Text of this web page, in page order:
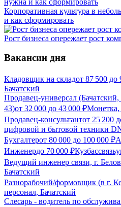
Корпоративная культура в
и как сформировать
Рост бизнеса опережает рост
Вакансии дня
Кладовщик на складот 87 500 до
Бачатский
Продавец-универсал
43)от 32 000 до 43 000 ₽Монетка,
Продавец-консультантот 25 200
цифровой и бытовой техники
Бухгалтерот 80 000 до 100 000 ₽
Инженердо 70 000 ₽
Ведущий инженер связи, г.
Бачатский
Разнорабочий/формовщик (в г.
персонал, Бачатский
Слесарь - водитель по